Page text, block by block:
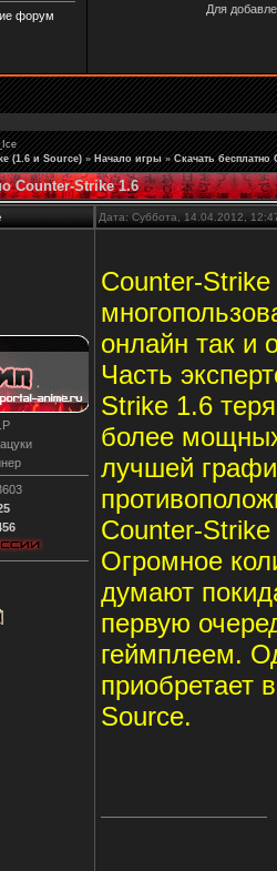
форум
Для
(1.6 и Source) » Начало игры » Скачать бесплатно
Counter-Strike 1.6
Дата: Суббота, 14.04.2012,
Counter-
онлайн так и
Часть
Strike 1.6
более
лучшей
Counter-
Огромное
думают
первую
геймплеем.
приобретает
Source.